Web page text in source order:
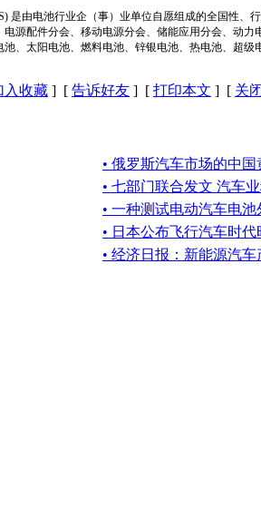
是由电池行业企（事）业单位自愿组成的全国性
配件分会、移动电源分会、储能应用分会、动力
、太阳电池、燃料电池、锌银电池、热电池、超
入收藏 ] [ 告诉好友 ] [ 打印本文 ] [ 关
• 俄罗斯汽车市场的中国
• 七部门联合发文 汽车
• 一种测试电动汽车电
• 日本公布飞行汽车时
• 经济日报：新能源汽